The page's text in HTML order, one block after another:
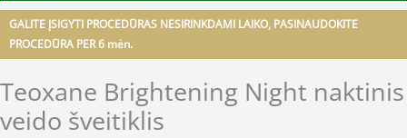
GALITE ĮSIGYTI PROCEDŪRAS NESIRINKDAMI LAIKO, PASINAUDOKITE
PROCEDŪRA PER 6 mėn.
Teoxane Brightening Night naktinis
veido šveitiklis